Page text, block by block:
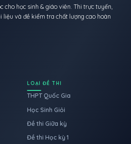
cho học sinh & giáo viên. Thi trực tuyến,
liệu và đề kiểm tra chất lượng cao hoàn
LOẠI ĐỀ THI
THPT Quốc Gia
Học Sinh Giỏi
Đề thi Giữa kỳ
Đề thi Học kỳ 1